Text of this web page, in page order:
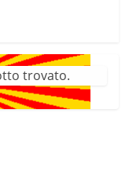
trovato.